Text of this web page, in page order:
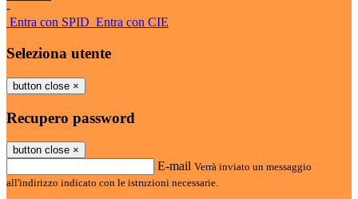
-
Entra con SPID Entra con CIE
Seleziona utente
button close ×
Recupero password
button close ×
E-mail Verrà inviato un messaggio
all'indirizzo indicato con le istruzioni necessarie.